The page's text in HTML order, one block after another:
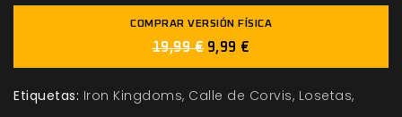
COMPRAR VERSIÓN FÍSICA
19,99 € 9,99 €
Etiquetas: Iron Kingdoms Calle de Corvis Losetas